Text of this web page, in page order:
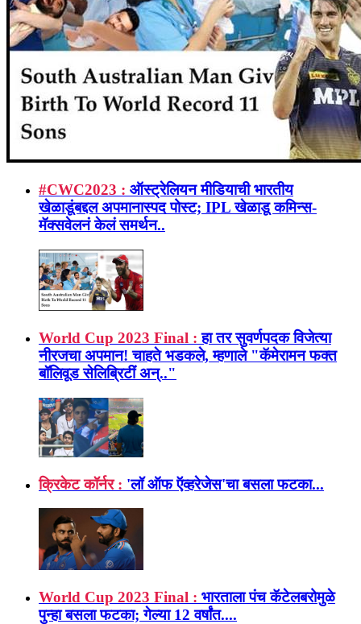
#CWC2023 : ऑस्ट्रेलियन मीडियाची भारतीय
खेळाडूंबद्दल अपमानास्पद पोस्ट; IPL खेळाडू कमिन्स-
मॅक्सवेलनं केलं समर्थन..
World Cup 2023 Final : हा तर सुवर्णपदक विजेत्या
नीरजचा अपमान! चाहते भडकले, म्हणाले "कॅमेरामन फक्त
बॉलिवूड सेलिब्रिटीं अन्.."
क्रिकेट कॉर्नर : 'लॉ ऑफ ऍव्हरेजेस'चा बसला फटका...
World Cup 2023 Final : भारताला पंच कॅटेलबरोमुळे
पुन्हा बसला फटका; गेल्या 12 वर्षांत....